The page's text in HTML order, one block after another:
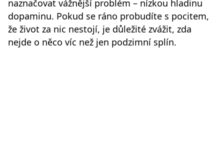
naznačovat vážnější problém – nízkou hladinu
dopaminu. Pokud se ráno probudíte s pocitem,
že život za nic nestojí, je důležité zvážit, zda
nejde o něco víc než jen podzimní splín.